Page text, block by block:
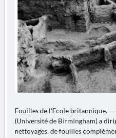
Fouilles de l'Ecole britannique. —
(Université de Birmingham) a
nettoyages, de fouilles